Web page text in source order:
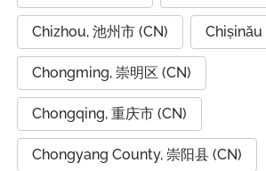
Chizhou, 池州市 (CN) Chișinău
Chongming, 崇明区 (CN)
Chongqing, 重庆市 (CN)
Chongyang County, 崇阳县 (CN)